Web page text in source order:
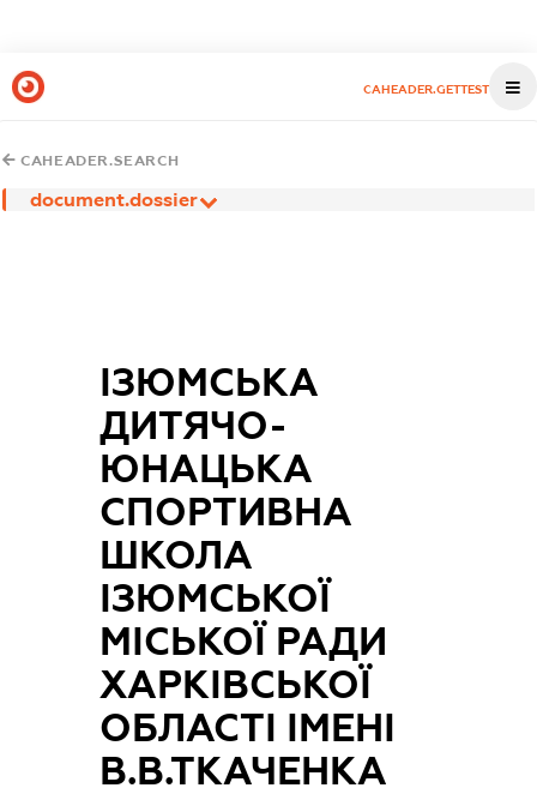
CAHEADER.GETTEST
CAHEADER.SEARCH
document.dossier
ІЗЮМСЬКА
ДИТЯЧО-
ЮНАЦЬКА
СПОРТИВНА
ШКОЛА
ІЗЮМСЬКОЇ
МІСЬКОЇ РАДИ
ХАРКІВСЬКОЇ
ОБЛАСТІ ІМЕНІ
В.В.ТКАЧЕНКА